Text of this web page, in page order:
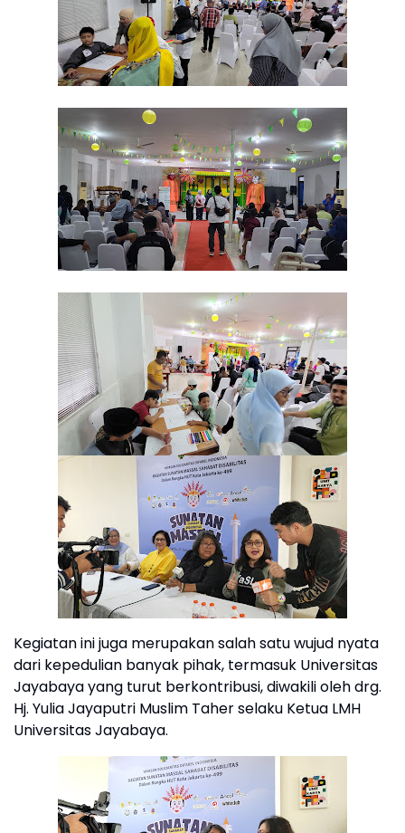
Kegiatan ini juga merupakan salah satu wujud nyata
dari kepedulian banyak pihak, termasuk Universitas
Jayabaya yang turut berkontribusi, diwakili oleh drg.
Hj. Yulia Jayaputri Muslim Taher selaku Ketua LMH
Universitas Jayabaya.